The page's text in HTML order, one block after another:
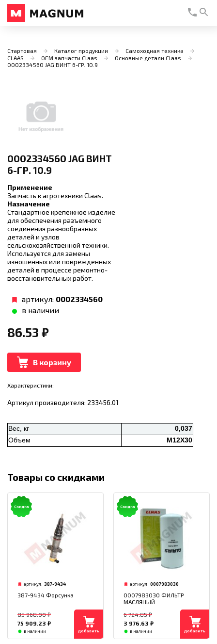
Стартовая Каталог продукции
Самоходная техника
CLAAS
OEM запчасти Claas
Основные детали Claas
0002334560 JAG ВИНТ 6-ГР. 10.9
0002334560 JAG ВИНТ
6-ГР. 10.9
Применение
Запчасть к агротехники Claas.
Назначение
Стандартное крепежное изделие
для обеспечения разъемного
соединения разнообразных
деталей и узлов
сельскохозяйственной техники.
Используется для замены
изношенных или поврежденных
деталей в процессе ремонтно-
восстановительных работ.
артикул: 0002334560
в наличии
86.53 ₽
В корзину
Характеристики:
Артикул производителя: 233456.01
Вес, кг
0,037
Объем
M12X30
Товары со скидками
Скидка
артикул: 387-9434
387-9434 Форсунка
85 968.00 ₽
75 909.23 ₽
в наличии Добавить
Скидка
артикул: 0007983030
0007983030 ФИЛЬТР
МАСЛЯНЫЙ
6 724.85 ₽
3 976.63 ₽
в наличии Добавить